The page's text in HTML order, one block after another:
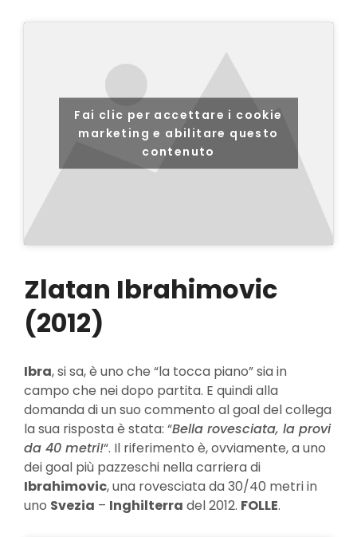
Fai clic per accettare i cookie
marketing e abilitare questo
contenuto
Zlatan Ibrahimovic
(2012)
Ibra, si sa, è uno che “la tocca piano” sia in
campo che nei dopo partita. E quindi alla
domanda di un suo commento al goal del collega
la sua risposta è stata: “Bella rovesciata, la provi
da 40 metri!“. Il riferimento è, ovviamente, a uno
dei goal più pazzeschi nella carriera di
Ibrahimovic, una rovesciata da 30/40 metri in
uno Svezia – Inghilterra del 2012. FOLLE.